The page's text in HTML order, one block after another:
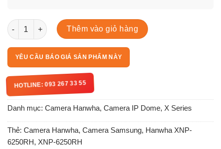
XNP-6250RH số lượng
Thêm vào giỏ hàng
YÊU CẦU BÁO GIÁ SẢN PHẨM NÀY
HOTLINE: 093 267 33 55
Danh mục: Camera Hanwha, Camera IP Dome, X Series
Thẻ: Camera Hanwha, Camera Samsung, Hanwha XNP-
6250RH, XNP-6250RH